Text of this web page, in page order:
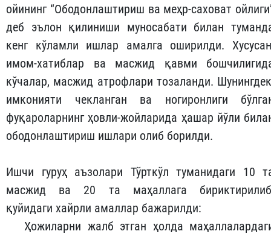
ойининг “Ободонлаштириш ва меҳр-саховат
деб эълон қилиниши муносабати билан
кенг кўламли ишлар амалга оширилди.
имом-хатиблар ва масжид қавми
кўчалар, масжид атрофлари тозаланди.
имконияти чекланган ва ногиронлиги
фуқароларнинг ҳовли-жойларида ҳашар йўли
ободонлаштириш ишлари олиб борилди.
Ишчи гуруҳ аъзолари Тўрткўл туманидаги 10
масжид ва 20 та маҳаллага
қуйидаги хайрли амаллар бажарилди:
Ҳожиларни жалб этган ҳолда